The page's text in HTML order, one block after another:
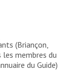
(Briançon,
les membres du
du Guide)